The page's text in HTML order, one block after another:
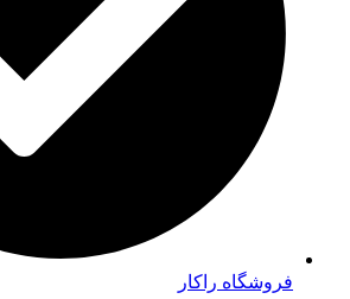
فروشگاه راکار